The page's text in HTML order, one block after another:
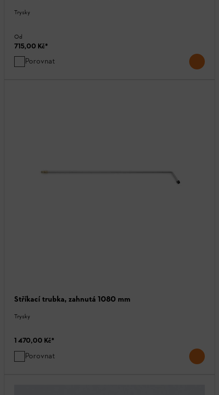
Trysky
Od
715,00 Kč*
Porovnat
Stříkací trubka, zahnutá 1080 mm
Trysky
1 470,00 Kč*
Porovnat